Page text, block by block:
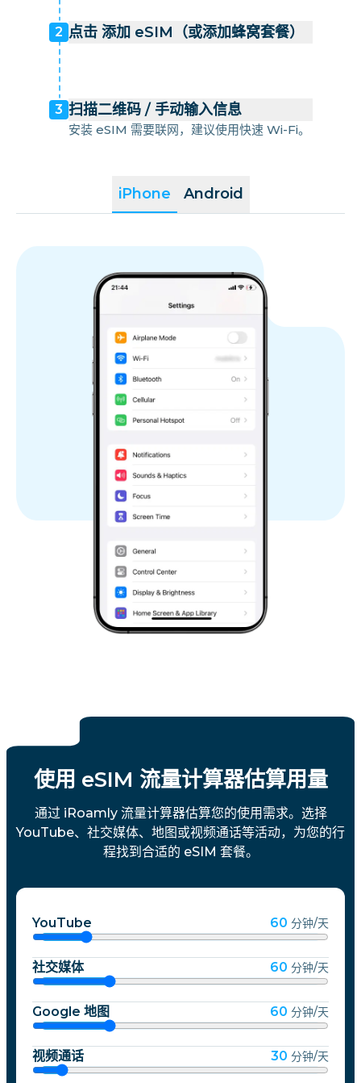
iPhone Android
2 点击 添加 eSIM（或添加蜂窝套餐）
3 扫描二维码 / 手动输入信息
安装 eSIM 需要联网，建议使用快速 Wi-Fi。
使用 eSIM 流量计算器估算用量
通过 iRoamly 流量计算器估算您的使用需求。选择
YouTube、社交媒体、地图或视频通话等活动，为您的行
程找到合适的 eSIM 套餐。
YouTube 60 分钟/天
社交媒体 60 分钟/天
Google 地图 60 分钟/天
视频通话 30 分钟/天